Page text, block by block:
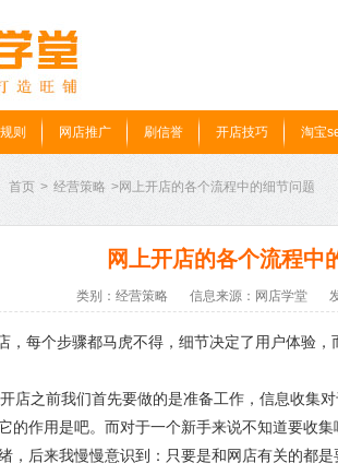
则 网店推广 刷信誉 开店技巧 淘宝
首页 > 经营策略 >网上开店的各个流程中的细节问题
网上开店的各个流程中
类别：经营策略 信息来源：网店学堂
每个步骤都马虎不得，细节决定了用户体验，
店之前我们首先要做的是准备工作，信息收集
的作用是吧。而对于一个新手来说不知道要收
，后来我慢慢意识到：只要是和网店有关的都